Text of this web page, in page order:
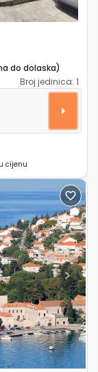
do dolaska)
Broj jedinica: 1
a
cijenu
Next